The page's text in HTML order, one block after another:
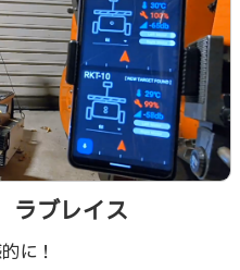
ブレイス
に！